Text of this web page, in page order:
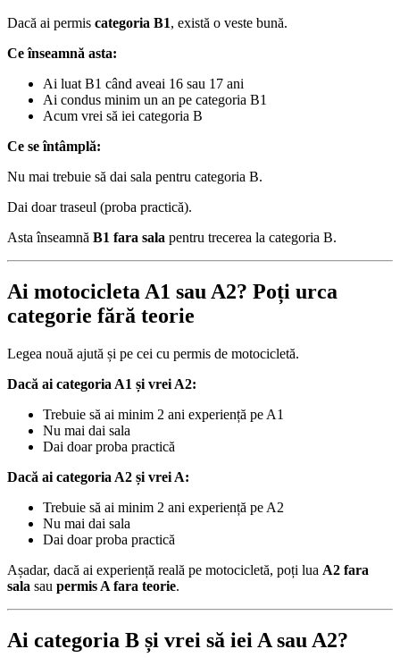
Dacă ai permis categoria B1, există o veste bună.
Ce înseamnă asta:
Ai luat B1 când aveai 16 sau 17 ani
Ai condus minim un an pe categoria B1
Acum vrei să iei categoria B
Ce se întâmplă:
Nu mai trebuie să dai sala pentru categoria B.
Dai doar traseul (proba practică).
Asta înseamnă B1 fara sala pentru trecerea la categoria B.
Ai motocicleta A1 sau A2? Poți urca
categorie fără teorie
Legea nouă ajută și pe cei cu permis de motocicletă.
Dacă ai categoria A1 și vrei A2:
Trebuie să ai minim 2 ani experiență pe A1
Nu mai dai sala
Dai doar proba practică
Dacă ai categoria A2 și vrei A:
Trebuie să ai minim 2 ani experiență pe A2
Nu mai dai sala
Dai doar proba practică
Așadar, dacă ai experiență reală pe motocicletă, poți lua A2 fara
sala sau permis A fara teorie.
Ai categoria B și vrei să iei A sau A2?